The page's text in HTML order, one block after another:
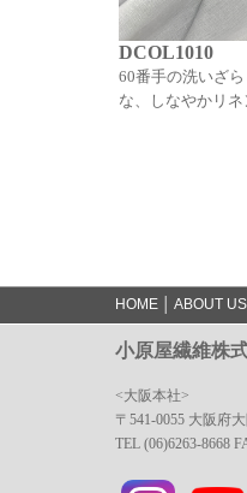
DCOL1010
60番手の洗いざら
な、しなやかリネ
HOME ABOUT US
小原屋繊維株
<大阪本社>
〒541-0055 大阪府
TEL (06)6263-8668